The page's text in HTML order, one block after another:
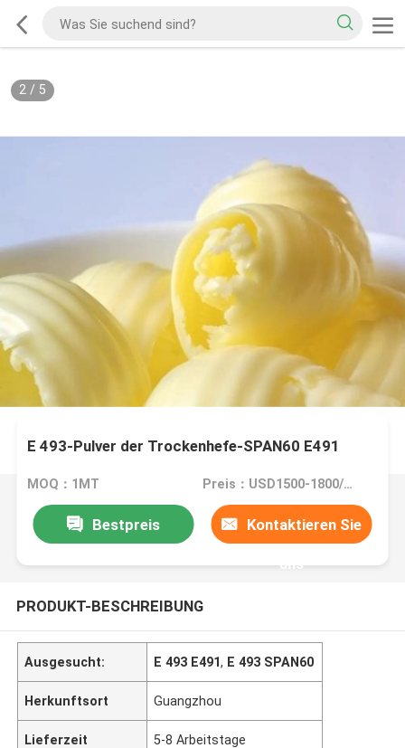
2/ 5
E 493-Pulver der Trockenhefe-SPAN60 E491
MOQ：1MT Preis：USD1500-1800/MT
Bestpreis Kontaktieren Sie
uns
PRODUKT-BESCHREIBUNG
Ausgesucht: E 493 E491, E 493 SPAN60
Herkunftsort Guangzhou
Lieferzeit 5-8 Arbeitstage